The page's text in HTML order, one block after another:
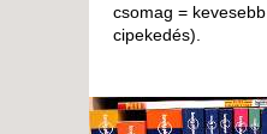
csomag = kevesebb
cipekedés).